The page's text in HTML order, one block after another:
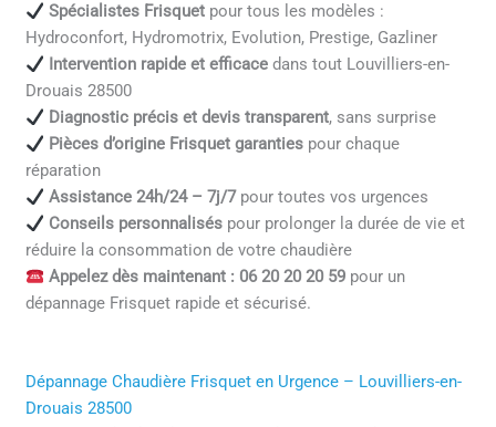
Spécialistes Frisquetpour tous les modèles :
Hydroconfort, Hydromotrix, Evolution, Prestige, Gazliner
Intervention rapide et efficacedans tout Louvilliers-en-
Drouais 28500
Diagnostic précis et devis transparent, sans surprise
Pièces d’origine Frisquet garantiespour chaque
réparation
Assistance 24h/24 – 7j/7pour toutes vos urgences
Conseils personnaliséspour prolonger la durée de vie et
réduire la consommation de votre chaudière
Appelez dès maintenant : 06 20 20 20 59pour un
dépannage Frisquet rapide et sécurisé.
Dépannage Chaudière Frisquet en Urgence – Louvilliers-en-
Drouais 28500